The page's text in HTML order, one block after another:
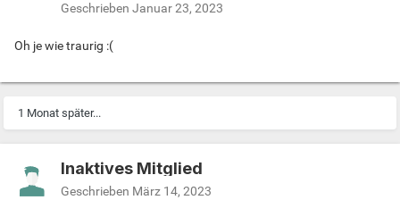
Geschrieben Januar 23, 2023
Oh je wie traurig :(
1 Monat später...
Inaktives Mitglied
Geschrieben März 14, 2023